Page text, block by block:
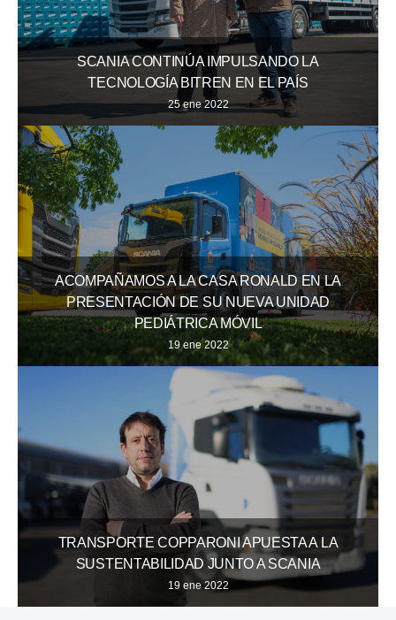
SCANIA CONTINÚA IMPULSANDO LA
TECNOLOGÍA BITREN EN EL PAÍS
25 ene 2022
ACOMPAÑAMOS A LA CASA RONALD EN LA
PRESENTACIÓN DE SU NUEVA UNIDAD
PEDIÁTRICA MÓVIL
19 ene 2022
TRANSPORTE COPPARONI APUESTA A LA
SUSTENTABILIDAD JUNTO A SCANIA
19 ene 2022